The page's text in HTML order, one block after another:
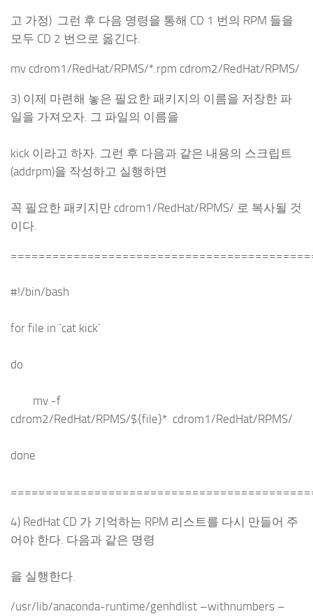
고 가정) 그런 후 다음 명령을 통해 CD 1 번의 RPM 들을
모두 CD 2 번으로 옮긴다.
mv cdrom1/RedHat/RPMS/*.rpm cdrom2/RedHat/RPMS/
3) 이제 마련해 놓은 필요한 패키지의 이름을 저장한 파
일을 가져오자. 그 파일의 이름을
kick 이라고 하자. 그런 후 다음과 같은 내용의 스크립트
(addrpm)을 작성하고 실행하면
꼭 필요한 패키지만 cdrom1/RedHat/RPMS/ 로 복사될 것
이다.
#!/bin/bash
for file in `cat kick`
do
mv -f
cdrom2/RedHat/RPMS/${file}* cdrom1/RedHat/RPMS/
done
4) RedHat CD 가 기억하는 RPM 리스트를 다시 만들어 주
어야 한다. 다음과 같은 명령
을 실행한다.
/usr/lib/anaconda-runtime/genhdlist –withnumbers –